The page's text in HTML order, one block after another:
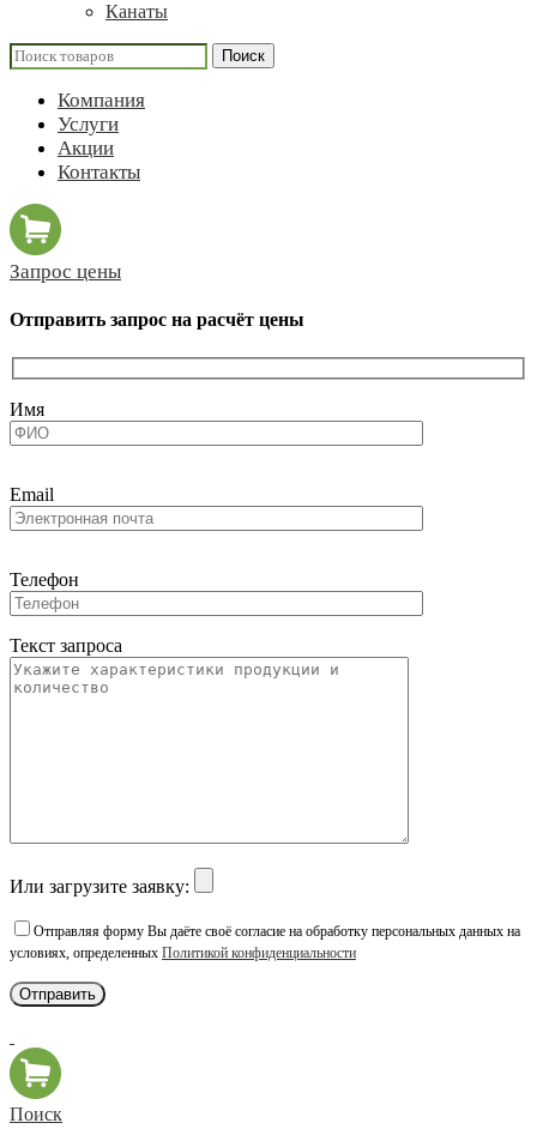
Канаты
Поиск
Компания
Услуги
Акции
Контакты
Запрос цены
Отправить запрос на расчёт цены
Имя
Email
Телефон
Текст запроса
Или загрузите заявку:
Отправляя форму Вы даёте своё согласие на обработку персональных данных на
условиях, определенных Политикой конфиденциальности
Поиск